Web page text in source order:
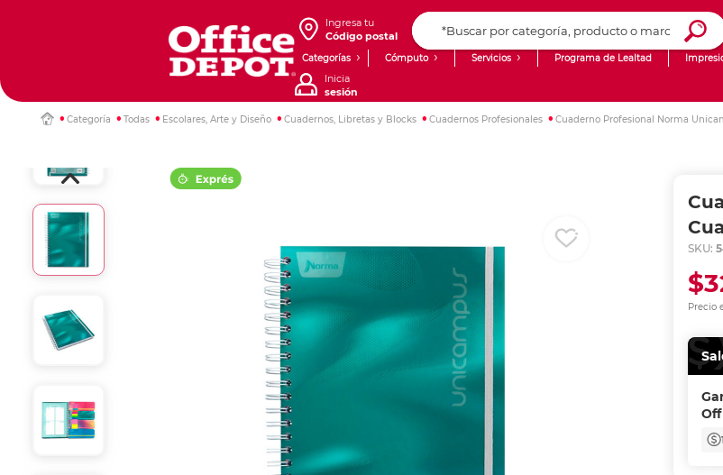
Ingresa tu
Código postal
Categorías Cómputo Servicios
PyME
Programa de Lealtad
Inicia
sesión
Categoría Todas Escolares, Arte y Diseño Cuadernos, Libretas y Blocks Cuadernos Profesionales Cuaderno Profesional Norma
SKU:
Precio